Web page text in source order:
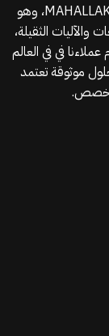
موقع قطع الغيار KGSAN وهو أحد اعمال شركة MAHALLAK، وهو
والآليات الثقيلة،
في في العالم
موثوقة تعتمد